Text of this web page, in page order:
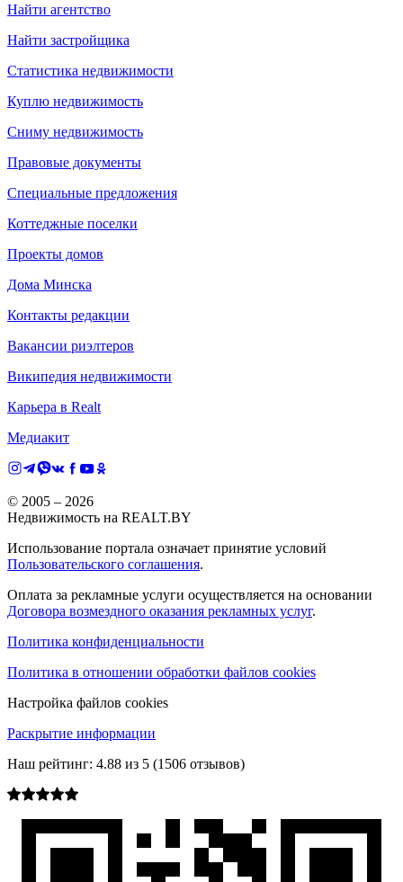
Найти агентство
Найти застройщика
Статистика недвижимости
Куплю недвижимость
Сниму недвижимость
Правовые документы
Специальные предложения
Коттеджные поселки
Проекты домов
Дома Минска
Контакты редакции
Вакансии риэлтеров
Википедия недвижимости
Карьера в Realt
Медиакит
© 2005 – 2026
Недвижимость на REALT.BY
Использование портала означает принятие условий
Пользовательского соглашения.
Оплата за рекламные услуги осуществляется на основании
Договора возмездного оказания рекламных услуг.
Политика конфиденциальности
Политика в отношении обработки файлов cookies
Настройка файлов cookies
Раскрытие информации
Наш рейтинг: 4.88 из 5 (1506 отзывов)